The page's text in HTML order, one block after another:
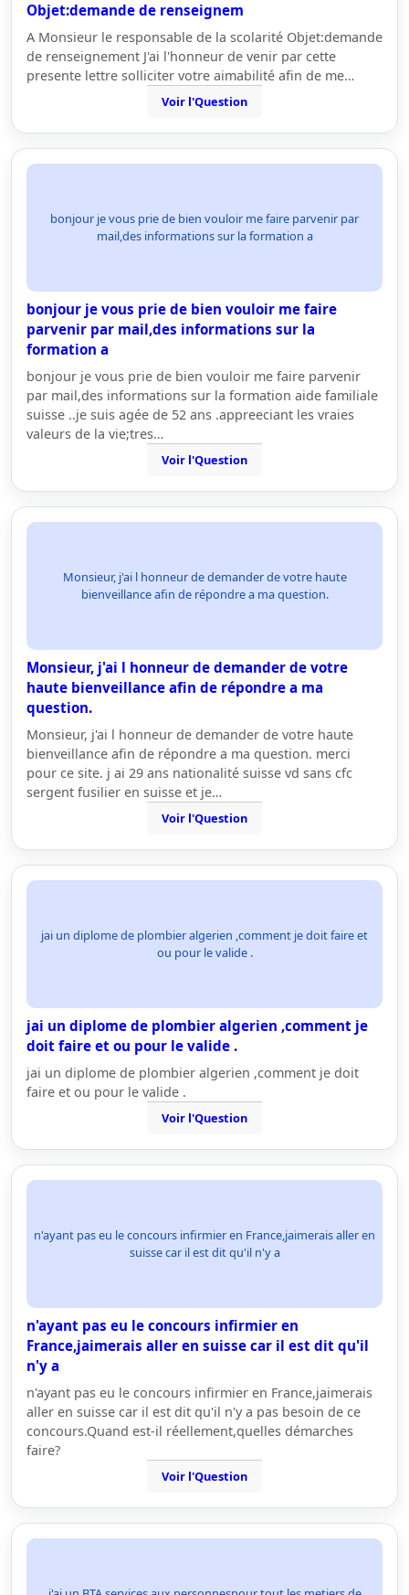
Objet:demande de renseignem
A Monsieur le responsable de la scolarité Objet:demande
de renseignement J'ai l'honneur de venir par cette
presente lettre solliciter votre aimabilité afin de me…
Voir l'Question
bonjour je vous prie de bien vouloir me faire parvenir par
mail,des informations sur la formation a
bonjour je vous prie de bien vouloir me faire
parvenir par mail,des informations sur la
formation a
bonjour je vous prie de bien vouloir me faire parvenir
par mail,des informations sur la formation aide familiale
suisse ..je suis agée de 52 ans .appreeciant les vraies
valeurs de la vie;tres…
Voir l'Question
Monsieur, j'ai l honneur de demander de votre haute
bienveillance afin de répondre a ma question.
Monsieur, j'ai l honneur de demander de votre
haute bienveillance afin de répondre a ma
question.
Monsieur, j'ai l honneur de demander de votre haute
bienveillance afin de répondre a ma question. merci
pour ce site. j ai 29 ans nationalité suisse vd sans cfc
sergent fusilier en suisse et je…
Voir l'Question
jai un diplome de plombier algerien ,comment je doit faire et
ou pour le valide .
jai un diplome de plombier algerien ,comment je
doit faire et ou pour le valide .
jai un diplome de plombier algerien ,comment je doit
faire et ou pour le valide .
Voir l'Question
n'ayant pas eu le concours infirmier en France,jaimerais aller en
suisse car il est dit qu'il n'y a
n'ayant pas eu le concours infirmier en
France,jaimerais aller en suisse car il est dit qu'il
n'y a
n'ayant pas eu le concours infirmier en France,jaimerais
aller en suisse car il est dit qu'il n'y a pas besoin de ce
concours.Quand est-il réellement,quelles démarches
faire?
Voir l'Question